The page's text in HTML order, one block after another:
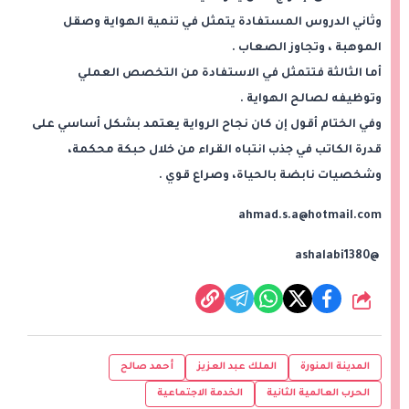
وثاني الدروس المستفادة يتمثل في تنمية الهواية وصقل
الموهبة ، وتجاوز الصعاب .
أما الثالثة فتتمثل في الاستفادة من التخصص العملي
وتوظيفه لصالح الهواية .
وفي الختام أقول إن كان نجاح الرواية يعتمد بشكل أساسي على
قدرة الكاتب في جذب انتباه القراء من خلال حبكة محكمة،
وشخصيات نابضة بالحياة، وصراع قوي .
ahmad.s.a@hotmail.com
@ashalabi1380
شارك
المدينة المنورة الملك عبد العزيز أحمد صالح
الحرب العالمية الثانية الخدمة الاجتماعية